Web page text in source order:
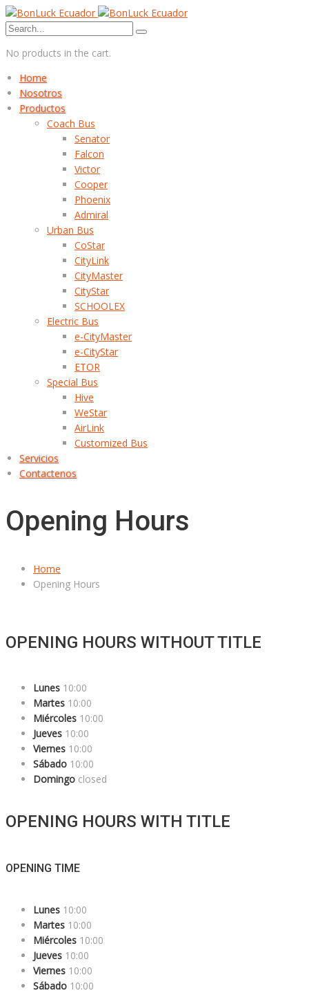
No products in the cart.
Home
Nosotros
Productos
Coach Bus
Senator
Falcon
Victor
Cooper
Phoenix
Admiral
Urban Bus
CoStar
CityLink
CityMaster
CityStar
SCHOOLEX
Electric Bus
e-CityMaster
e-CityStar
ETOR
Special Bus
Hive
WeStar
AirLink
Customized Bus
Servicios
Contactenos
Opening Hours
Home
Opening Hours
OPENING HOURS WITHOUT TITLE
Lunes 10:00
Martes 10:00
Miércoles 10:00
Jueves 10:00
Viernes 10:00
Sábado 10:00
Domingo closed
OPENING HOURS WITH TITLE
OPENING TIME
Lunes 10:00
Martes 10:00
Miércoles 10:00
Jueves 10:00
Viernes 10:00
Sábado 10:00